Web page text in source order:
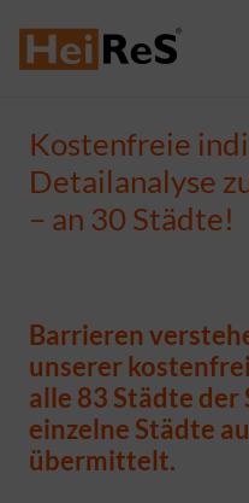
Kostenfreie
Detailanalyse
– an 30 Städte!
Barrieren
unserer
alle 83 Städte der
einzelne Städte
übermittelt.